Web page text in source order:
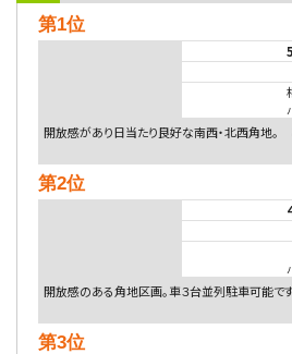
第1位
開放感があり日当たり良好な南西・北西角地
第2位
開放感のある角地区画。車３台並列駐車可能
第3位